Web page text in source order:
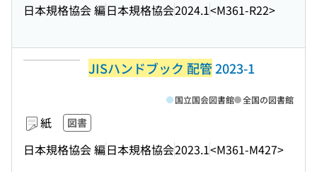
日本規格協会 編日本規格協会2024.1<M361-R22>
JISハンドブック 配管2023-1
紙 図書
日本規格協会 編日本規格協会2023.1<M361-M427>
国立国会図書館 全国の図書館